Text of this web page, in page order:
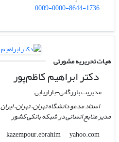
0009-0000-8644-1736
هیات تحریریه مشورتی
دکتر ابراهیم کاظم‌پور
مدیریت بازرگانی-بازاریابی
استاد مدعو دانشگاه تهران، تهران، ایران
مدیر منابع انسانی در شبکه بانکی کشور
kazempour.ebrahim
yahoo.com